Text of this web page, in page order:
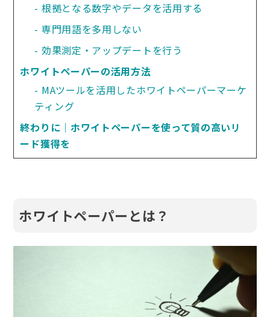
根拠となる数字やデータを活用する
専門用語を多用しない
効果測定・アップデートを行う
ホワイトペーパーの活用方法
MAツールを活用したホワイトペーパーマーケ
ティング
終わりに｜ホワイトペーパーを使って質の高いリ
ード獲得を
ホワイトペーパーとは？